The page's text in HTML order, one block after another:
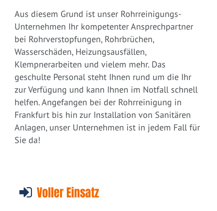
Aus diesem Grund ist unser Rohrreinigungs-
Unternehmen Ihr kompetenter Ansprechpartner
bei Rohrverstopfungen, Rohrbrüchen,
Wasserschäden, Heizungsausfällen,
Klempnerarbeiten und vielem mehr. Das
geschulte Personal steht Ihnen rund um die Ihr
zur Verfügung und kann Ihnen im Notfall schnell
helfen. Angefangen bei der Rohrreinigung in
Frankfurt bis hin zur Installation von Sanitären
Anlagen, unser Unternehmen ist in jedem Fall für
Sie da!
Voller Einsatz